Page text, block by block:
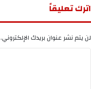
اترك تعليقاً
لن يتم نشر عنوان بريدك الإلكتروني.